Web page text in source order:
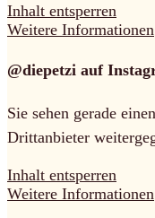
Inhalt entsperren
Weitere Informationen
@diepetzi auf
Sie sehen gerade
Drittanbieter
Inhalt entsperren
Weitere Informationen